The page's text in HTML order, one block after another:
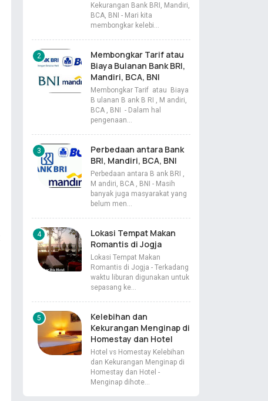
Kekurangan Bank BRI, Mandiri,
BCA, BNI - Mari kita
membongkar kelebi…
Membongkar Tarif atau
Biaya Bulanan Bank BRI,
Mandiri, BCA, BNI
Membongkar Tarif atau Biaya
B ulanan B ank B RI , M andiri,
BCA , BNI - Dalam hal
pengenaan…
Perbedaan antara Bank
BRI, Mandiri, BCA, BNI
Perbedaan antara B ank BRI ,
M andiri, BCA , BNI - Masih
banyak juga masyarakat yang
belum men…
Lokasi Tempat Makan
Romantis di Jogja
Lokasi Tempat Makan
Romantis di Jogja - Terkadang
waktu liburan digunakan untuk
sepasang ke…
Kelebihan dan
Kekurangan Menginap di
Homestay dan Hotel
Hotel vs Homestay Kelebihan
dan Kekurangan Menginap di
Homestay dan Hotel -
Menginap dihote…